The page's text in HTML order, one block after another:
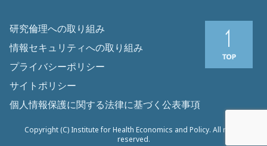
研究倫理への取り組み
情報セキュリティへの取り組み
プライバシーポリシー
サイトポリシー
個人情報保護に関する法律に基づく公表事項
Copyright (C) Institute for Health Economics and Policy. All rights
reserved.